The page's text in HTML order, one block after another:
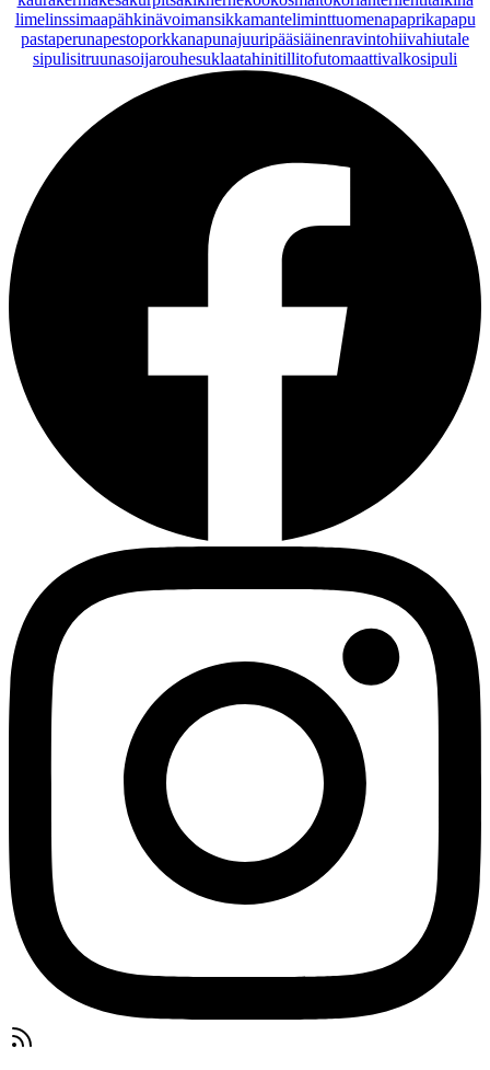
limelinssimaapähkinävoimansikkamanteliminttuomenapaprikapapu
pastaperunapestoporkkanapunajuuripääsiäinenravintohiivahiutale
sipulisitruunasoijarouhesuklaatahinitillitofutomaattivalkosipuli